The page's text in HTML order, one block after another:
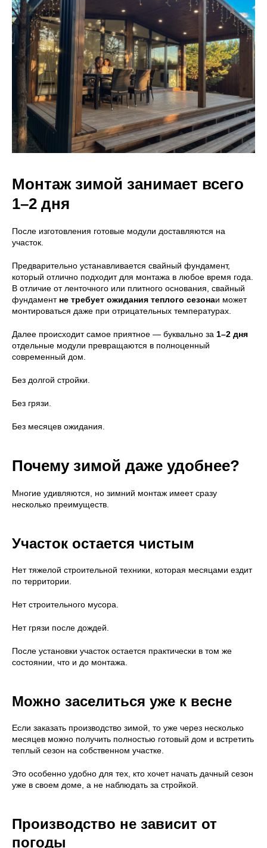
Монтаж зимой занимает всего
1–2 дня
После изготовления готовые модули доставляются на
участок.
Предварительно устанавливается свайный фундамент,
который отлично подходит для монтажа в любое время года.
В отличие от ленточного или плитного основания, свайный
фундамент не требует ожидания теплого сезонаи может
монтироваться даже при отрицательных температурах.
Далее происходит самое приятное — буквально за 1–2 дня
отдельные модули превращаются в полноценный
современный дом.
Без долгой стройки.
Без грязи.
Без месяцев ожидания.
Почему зимой даже удобнее?
Многие удивляются, но зимний монтаж имеет сразу
несколько преимуществ.
Участок остается чистым
Нет тяжелой строительной техники, которая месяцами ездит
по территории.
Нет строительного мусора.
Нет грязи после дождей.
После установки участок остается практически в том же
состоянии, что и до монтажа.
Можно заселиться уже к весне
Если заказать производство зимой, то уже через несколько
месяцев можно получить полностью готовый дом и встретить
теплый сезон на собственном участке.
Это особенно удобно для тех, кто хочет начать дачный сезон
уже в своем доме, а не наблюдать за стройкой.
Производство не зависит от
погоды